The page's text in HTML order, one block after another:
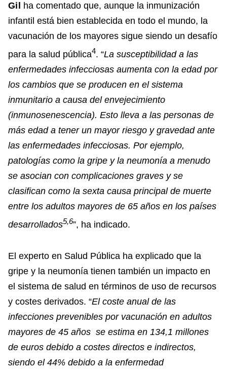
Gil
ha comentado que, aunque la inmunización
infantil está bien establecida en todo el mundo, la
vacunación de los mayores sigue siendo un desafío
para la salud pública4. “La susceptibilidad a las
enfermedades infecciosas aumenta con la edad por
los cambios que se producen en el sistema
inmunitario a causa del envejecimiento
(inmunosenescencia). Esto lleva a las personas de
más edad a tener un mayor riesgo y gravedad ante
las enfermedades infecciosas. Por ejemplo,
patologías como la gripe y la neumonía a menudo
se asocian con complicaciones graves y se
clasifican como la sexta causa principal de muerte
entre los adultos mayores de 65 años en los países
desarrollados5,6”, ha indicado.
El experto en Salud Pública ha explicado que la
gripe y la neumonía tienen también un impacto en
el sistema de salud en términos de uso de recursos
y costes derivados. “El coste anual de las
infecciones prevenibles por vacunación en adultos
mayores de 45 años se estima en 134,1 millones
de euros debido a costes directos e indirectos,
siendo el 44% debido a la enfermedad